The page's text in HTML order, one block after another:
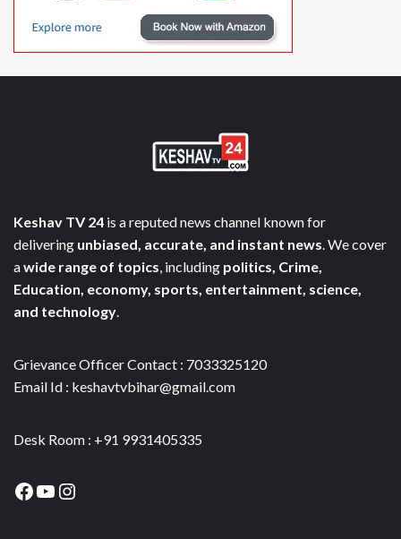
Keshav TV 24 is a reputed news channel known for
delivering unbiased, accurate, and instant news. We cover
awide range of topics, including politics, Crime,
Education, economy, sports, entertainment, science,
and technology.
Grievance Officer Contact : 7033325120
Email Id : keshavtvbihar@gmail.com
Desk Room : +91 9931405335
Facebook
YouTube
Instagram